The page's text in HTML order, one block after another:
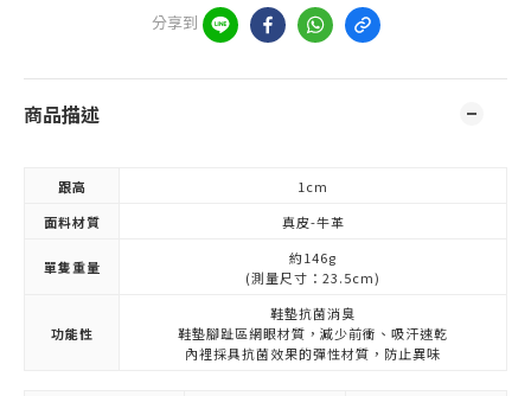
分享到
商品描述
跟高
1cm
面料材質
真皮-牛革
單隻重量
約146g
(測量尺寸：23.5cm)
功能性
鞋墊抗菌消臭
鞋墊腳趾區網眼材質，減少前衝、吸汗速乾
內裡採具抗菌效果的彈性材質，防止異味